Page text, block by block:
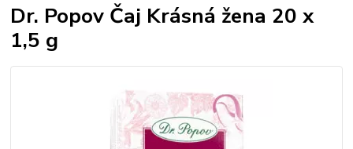
Dr. Popov Čaj Krásná žena 20 x
1,5 g